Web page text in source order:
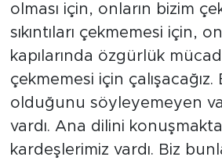
olması için, onların bizim
sıkıntıları çekmemesi için,
kapılarında özgürlük
çekmemesi için
olduğunu söyleyemeyen
vardı. Ana dilini
kardeşlerimiz vardı. Biz